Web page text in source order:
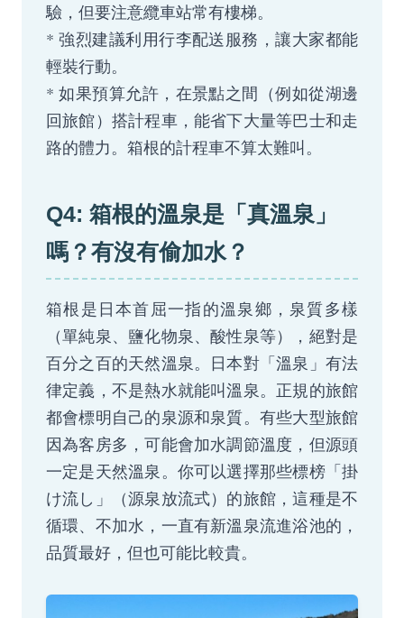
驗，但要注意纜車站常有樓梯。
* 強烈建議利用行李配送服務，讓大家都能
輕裝行動。
* 如果預算允許，在景點之間（例如從湖邊
回旅館）搭計程車，能省下大量等巴士和走
路的體力。箱根的計程車不算太難叫。
Q4: 箱根的溫泉是「真溫泉」
嗎？有沒有偷加水？
箱根是日本首屈一指的溫泉鄉，泉質多樣
（單純泉、鹽化物泉、酸性泉等），絕對是
百分之百的天然溫泉。日本對「溫泉」有法
律定義，不是熱水就能叫溫泉。正規的旅館
都會標明自己的泉源和泉質。有些大型旅館
因為客房多，可能會加水調節溫度，但源頭
一定是天然溫泉。你可以選擇那些標榜「掛
け流し」（源泉放流式）的旅館，這種是不
循環、不加水，一直有新溫泉流進浴池的，
品質最好，但也可能比較貴。